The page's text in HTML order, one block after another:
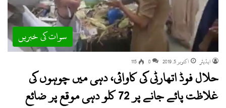
سوات کی خبریں
ایڈیٹر اکتوبر 5, 2019 0
115
حلال فوڈ اتھارٹی کی کاوائی، دہی میں چوہوں کی
غلاظت پائے جانے پر 72 کلو دہی موقع پر ضائع